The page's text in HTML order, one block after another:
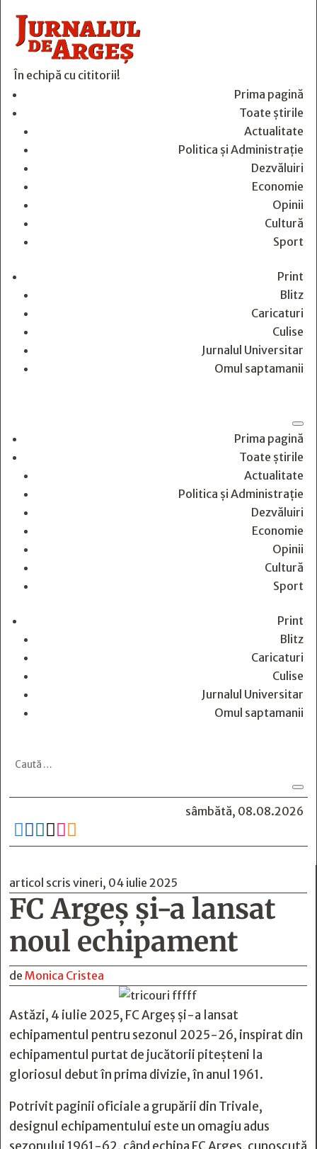
În echipă cu cititorii!
Prima pagină
Toate știrile
Actualitate
Politica și Administrație
Dezvăluiri
Economie
Opinii
Cultură
Sport
Print
Blitz
Caricaturi
Culise
Jurnalul Universitar
Omul saptamanii
Prima pagină
Toate știrile
Actualitate
Politica și Administrație
Dezvăluiri
Economie
Opinii
Cultură
Sport
Print
Blitz
Caricaturi
Culise
Jurnalul Universitar
Omul saptamanii
sâmbătă, 08.08.2026
     
articol scris vineri, 04 iulie 2025
FC Argeș și-a lansat
noul echipament
de Monica Cristea
Astăzi, 4 iulie 2025, FC Argeș și-a lansat
echipamentul pentru sezonul 2025-26, inspirat din
echipamentul purtat de jucătorii piteșteni la
gloriosul debut în prima divizie, în anul 1961.
Potrivit paginii oficiale a grupării din Trivale,
designul echipamentului este un omagiu adus